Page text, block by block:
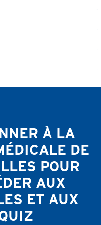
À LA
DE
POUR
AUX
ET AUX